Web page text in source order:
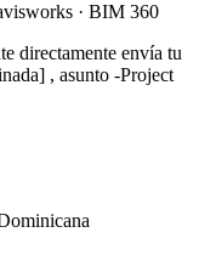
· BIM 360
directamente envía tu
, asunto -Project